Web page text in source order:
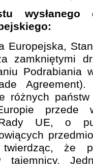
wysłanego
Europejska,
zamkniętymi
Podrabiania
różnych
przede
UE, o
że